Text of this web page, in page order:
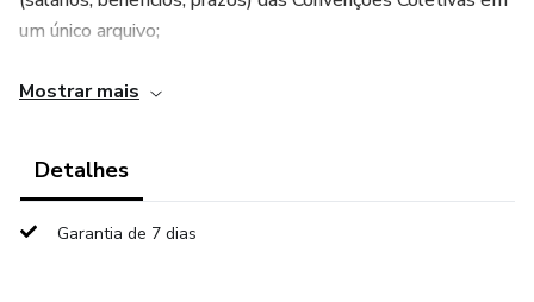
um único arquivo;
✅ Consultar e validar rapidamente as regras aplicáveis à
✅ Evitar erros que podem gerar multas e reclamações
Mostrar mais
Detalhes
Garantia de 7 dias